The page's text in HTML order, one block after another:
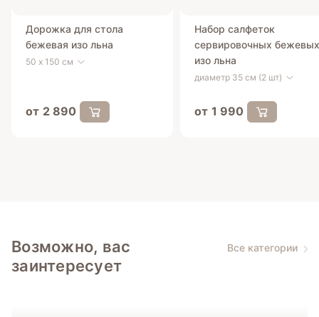
Дорожка для стола
бежевая изо льна
50 х 150 см
от 2 890
Набор салфеток
сервировочных
изо льна
диаметр 35 см (2 шт)
от 1 990
Возможно, вас
заинтересует
Все категории